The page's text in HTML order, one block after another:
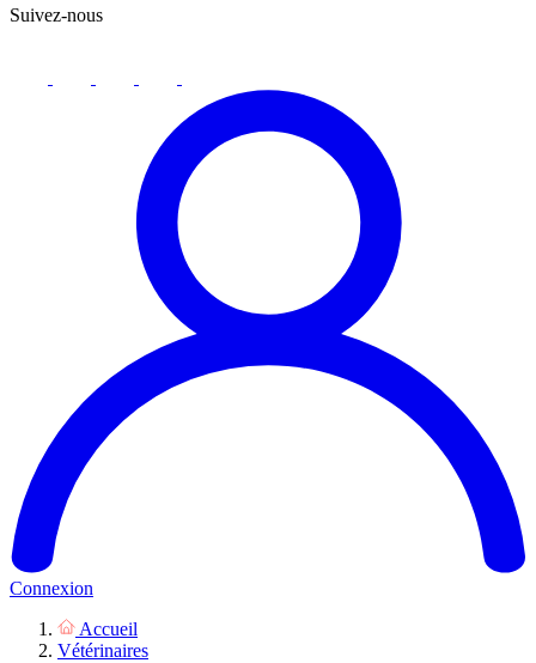
Suivez-nous
Connexion
Accueil
Vétérinaires